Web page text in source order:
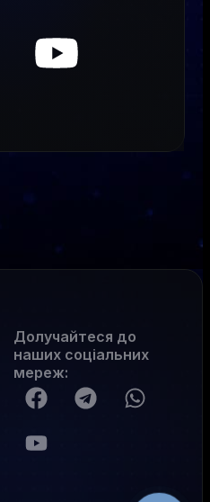
Долучайтеся до
наших соціальних
мереж: